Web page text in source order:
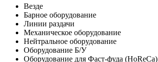
Везде
Барное оборудование
Линии раздачи
Механическое оборудование
Нейтральное оборудование
Оборудование Б/У
Оборудование для Фаст-фуда (HoReCa)